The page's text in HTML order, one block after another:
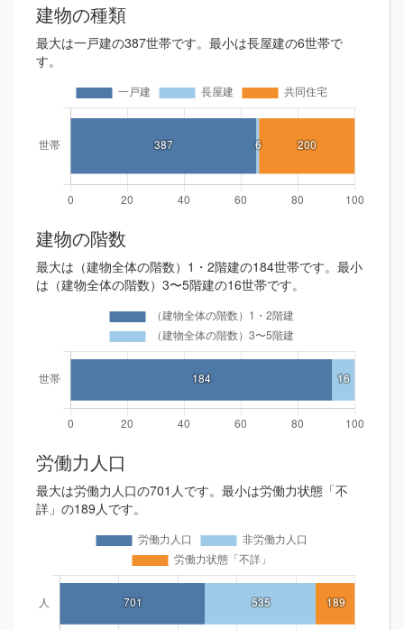
建物の種類
最大は一戸建の387世帯です。最小は長屋建の6世帯で
す。
建物の階数
最大は（建物全体の階数）1・2階建の184世帯です。最小
は（建物全体の階数）3〜5階建の16世帯です。
労働力人口
最大は労働力人口の701人です。最小は労働力状態「不
詳」の189人です。